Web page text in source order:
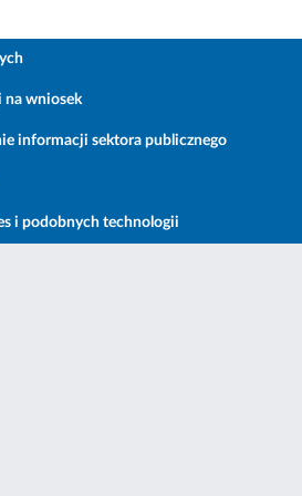
na wniosek
informacji sektora publicznego
i podobnych technologii